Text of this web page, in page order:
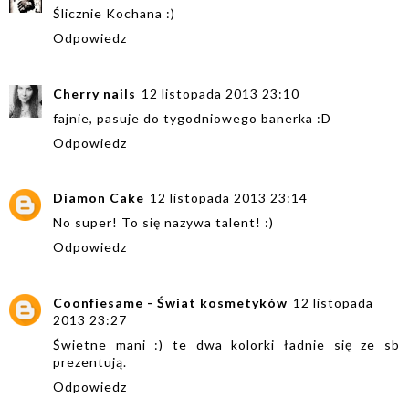
Ślicznie Kochana :)
Odpowiedz
Cherry nails 12 listopada 2013 23:10
fajnie, pasuje do tygodniowego banerka :D
Odpowiedz
Diamon Cake 12 listopada 2013 23:14
No super! To się nazywa talent! :)
Odpowiedz
Coonfiesame - Świat kosmetyków 12 listopada
2013 23:27
Świetne mani :) te dwa kolorki ładnie się ze sb
prezentują.
Odpowiedz